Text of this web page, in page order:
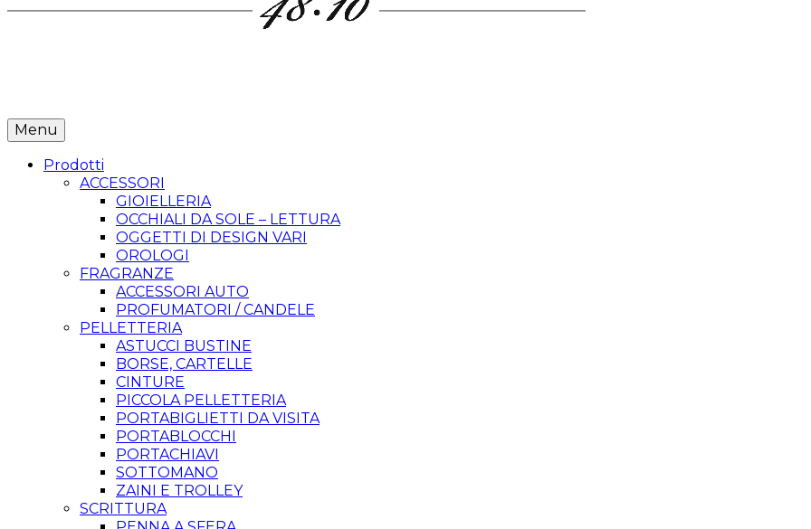
Menu
Prodotti
ACCESSORI
GIOIELLERIA
OCCHIALI DA SOLE – LETTURA
OGGETTI DI DESIGN VARI
OROLOGI
FRAGRANZE
ACCESSORI AUTO
PROFUMATORI / CANDELE
PELLETTERIA
ASTUCCI BUSTINE
BORSE, CARTELLE
CINTURE
PICCOLA PELLETTERIA
PORTABIGLIETTI DA VISITA
PORTABLOCCHI
PORTACHIAVI
SOTTOMANO
ZAINI E TROLLEY
SCRITTURA